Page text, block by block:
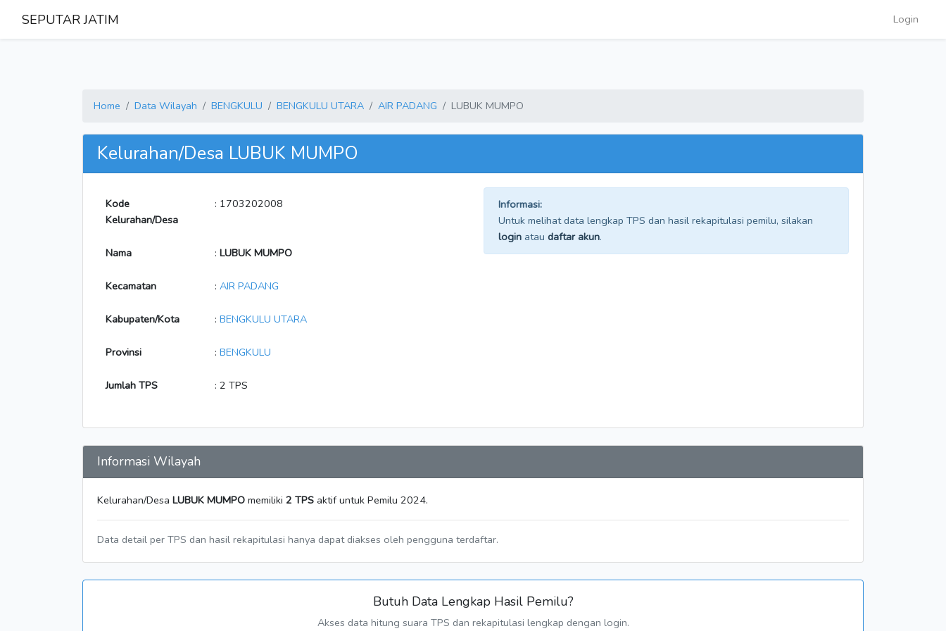
SEPUTAR JATIM Login
Home Data Wilayah BENGKULU BENGKULU UTARA AIR PADANG LUBUK MUMPO
Kelurahan/Desa LUBUK MUMPO
Kode
Kelurahan/Desa
: 1703202008
Nama : LUBUK MUMPO
Kecamatan : AIR PADANG
Kabupaten/Kota : BENGKULU UTARA
Provinsi : BENGKULU
Jumlah TPS : 2 TPS
Informasi:
Untuk melihat data lengkap TPS dan hasil rekapitulasi pemilu, silakan
login atau daftar akun.
Informasi Wilayah
Kelurahan/Desa LUBUK MUMPO memiliki 2 TPS aktif untuk Pemilu 2024.
Data detail per TPS dan hasil rekapitulasi hanya dapat diakses oleh pengguna terdaftar.
Butuh Data Lengkap Hasil Pemilu?
Akses data hitung suara TPS dan rekapitulasi lengkap dengan login.